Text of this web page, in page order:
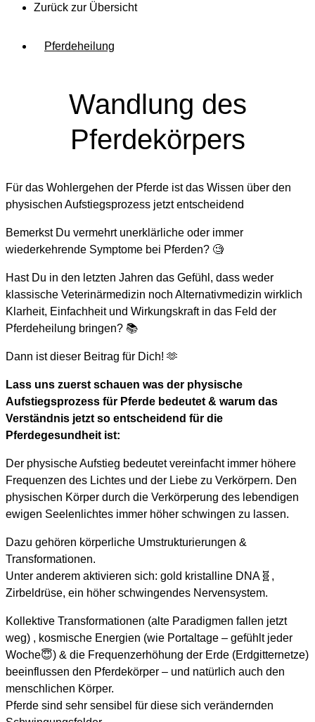
Zurück zur Übersicht
Pferdeheilung
Wandlung des
Pferdekörpers
Für das Wohlergehen der Pferde ist das Wissen über den
physischen Aufstiegsprozess jetzt entscheidend
Bemerkst Du vermehrt unerklärliche oder immer
wiederkehrende Symptome bei Pferden? 🧐
Hast Du in den letzten Jahren das Gefühl, dass weder
klassische Veterinärmedizin noch Alternativmedizin wirklich
Klarheit, Einfachheit und Wirkungskraft in das Feld der
Pferdeheilung bringen? 📚
Dann ist dieser Beitrag für Dich! 🫶
Lass uns zuerst schauen was der physische
Aufstiegsprozess für Pferde bedeutet & warum das
Verständnis jetzt so entscheidend für die
Pferdegesundheit ist:
Der physische Aufstieg bedeutet vereinfacht immer höhere
Frequenzen des Lichtes und der Liebe zu Verkörpern. Den
physischen Körper durch die Verkörperung des lebendigen
ewigen Seelenlichtes immer höher schwingen zu lassen.
Dazu gehören körperliche Umstrukturierungen &
Transformationen.
Unter anderem aktivieren sich: gold kristalline DNA🧬,
Zirbeldrüse, ein höher schwingendes Nervensystem.
Kollektive Transformationen (alte Paradigmen fallen jetzt
weg) , kosmische Energien (wie Portaltage – gefühlt jeder
Woche😇) & die Frequenzerhöhung der Erde (Erdgitternetze)
beeinflussen den Pferdekörper – und natürlich auch den
menschlichen Körper.
Pferde sind sehr sensibel für diese sich verändernden